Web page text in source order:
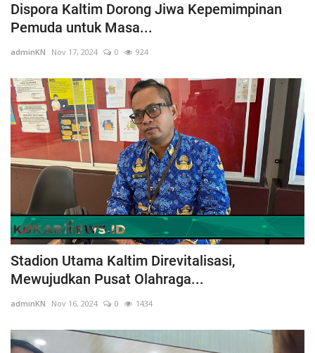
Dispora Kaltim Dorong Jiwa Kepemimpinan
Pemuda untuk Masa...
adminKN Nov 17, 2024 0 924
Stadion Utama Kaltim Direvitalisasi,
Mewujudkan Pusat Olahraga...
adminKN Nov 16, 2024 0 1434